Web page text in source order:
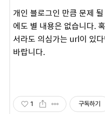
개인 블로그인 만큼 문제
에도 별 내용은 없습니다.
서라도 의심가는 url이 있
바랍니다.
1 구독하기